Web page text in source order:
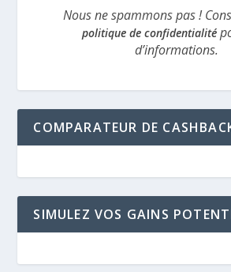
Nous ne spammons pas !
politique de confidentialité
d’informations.
COMPARATEUR DE
SIMULEZ VOS GAINS